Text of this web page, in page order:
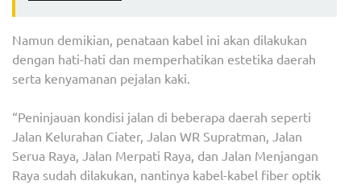
Namun demikian, penataan kabel ini akan dilakukan
dengan hati-hati dan memperhatikan estetika daerah
serta kenyamanan pejalan kaki.
“Peninjauan kondisi jalan di beberapa daerah seperti
Jalan Kelurahan Ciater, Jalan WR Supratman, Jalan
Serua Raya, Jalan Merpati Raya, dan Jalan Menjangan
Raya sudah dilakukan, nantinya kabel-kabel fiber optik